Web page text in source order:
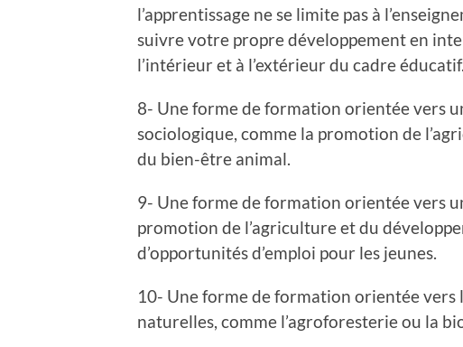
l’apprentissage ne se limite pas à
suivre votre propre développement en
l’intérieur et à l’extérieur du cadre éducatif.
8- Une forme de formation orientée vers
sociologique, comme la promotion de
du bien-être animal.
9- Une forme de formation orientée vers
promotion de l’agriculture et du
d’opportunités d’emploi pour les jeunes.
10- Une forme de formation orientée vers
naturelles, comme l’agroforesterie ou la